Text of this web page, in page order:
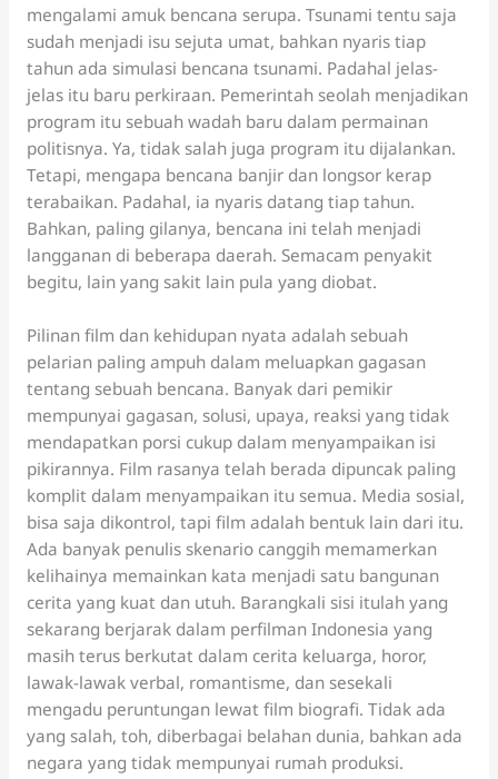
mengalami amuk bencana serupa. Tsunami tentu saja
sudah menjadi isu sejuta umat, bahkan nyaris tiap
tahun ada simulasi bencana tsunami. Padahal jelas-
jelas itu baru perkiraan. Pemerintah seolah menjadikan
program itu sebuah wadah baru dalam permainan
politisnya. Ya, tidak salah juga program itu dijalankan.
Tetapi, mengapa bencana banjir dan longsor kerap
terabaikan. Padahal, ia nyaris datang tiap tahun.
Bahkan, paling gilanya, bencana ini telah menjadi
langganan di beberapa daerah. Semacam penyakit
begitu, lain yang sakit lain pula yang diobat.
Pilinan film dan kehidupan nyata adalah sebuah
pelarian paling ampuh dalam meluapkan gagasan
tentang sebuah bencana. Banyak dari pemikir
mempunyai gagasan, solusi, upaya, reaksi yang tidak
mendapatkan porsi cukup dalam menyampaikan isi
pikirannya. Film rasanya telah berada dipuncak paling
komplit dalam menyampaikan itu semua. Media sosial,
bisa saja dikontrol, tapi film adalah bentuk lain dari itu.
Ada banyak penulis skenario canggih memamerkan
kelihainya memainkan kata menjadi satu bangunan
cerita yang kuat dan utuh. Barangkali sisi itulah yang
sekarang berjarak dalam perfilman Indonesia yang
masih terus berkutat dalam cerita keluarga, horor,
lawak-lawak verbal, romantisme, dan sesekali
mengadu peruntungan lewat film biografi. Tidak ada
yang salah, toh, diberbagai belahan dunia, bahkan ada
negara yang tidak mempunyai rumah produksi.